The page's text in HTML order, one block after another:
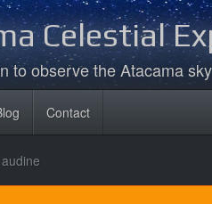
Celestial
to observe the Atacama sky
Contact